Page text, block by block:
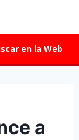
en la Web
a